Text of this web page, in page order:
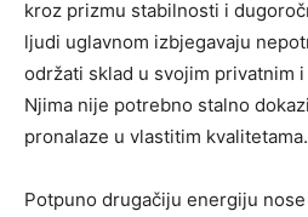
kroz prizmu stabilnosti i
ljudi uglavnom izbjegavaju
održati sklad u svojim privatnim
Njima nije potrebno stalno
pronalaze u vlastitim kvalitetama.
Potpuno drugačiju energiju